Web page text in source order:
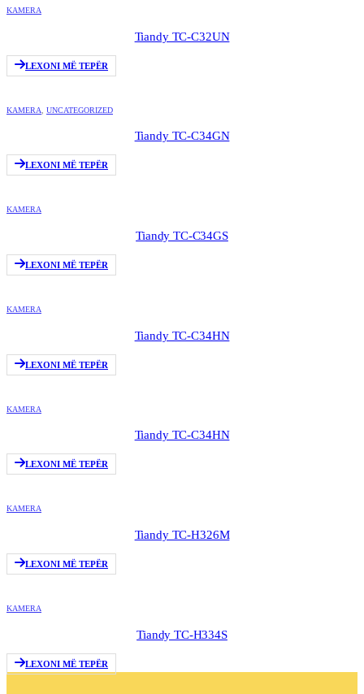
KAMERA
Tiandy TC-C32UN
LEXONI MË TEPËR
KAMERA UNCATEGORIZED
Tiandy TC-C34GN
LEXONI MË TEPËR
KAMERA
Tiandy TC-C34GS
LEXONI MË TEPËR
KAMERA
Tiandy TC-C34HN
LEXONI MË TEPËR
KAMERA
Tiandy TC-C34HN
LEXONI MË TEPËR
KAMERA
Tiandy TC-H326M
LEXONI MË TEPËR
KAMERA
Tiandy TC-H334S
LEXONI MË TEPËR